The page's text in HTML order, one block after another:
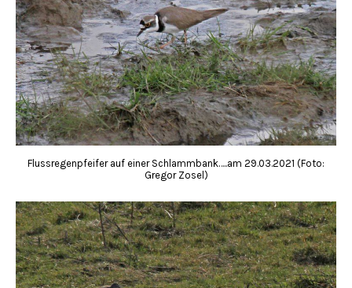
Flussregenpfeifer auf einer Schlammbank…..am 29.03.2021 (Foto:
Gregor Zosel)